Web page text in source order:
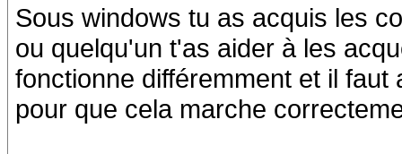
Sous windows tu as acquis les
ou quelqu'un t'as aider à les
fonctionne différemment et il
pour que cela marche